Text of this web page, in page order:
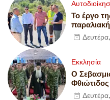
Το έργο
Εκκλησία
Ο